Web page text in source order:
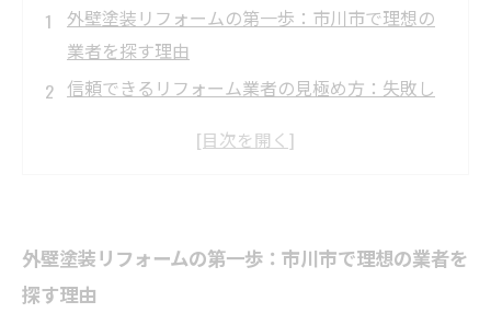
外壁塗装リフォームの第一歩：市川市で理想の
業者を探す理由
信頼できるリフォーム業者の見極め方：失敗し
外壁塗装で守る住まいの美観と耐久性：市川市
壁塗装業者と出会うまで
満足度100％の外壁リフォーム完了報告：市川市
外壁塗装リフォームの第一歩：市川市で理想の業者を
探す理由